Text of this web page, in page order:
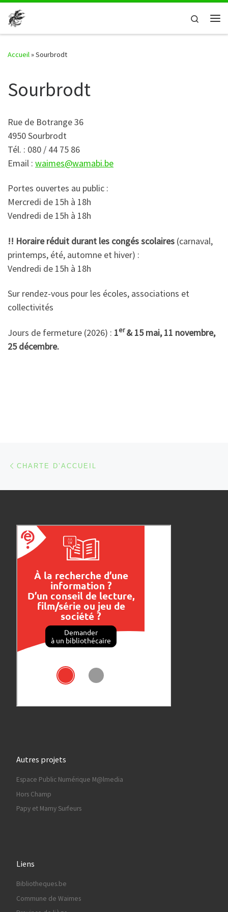
Passer au contenu
Search
Accueil»Sourbrodt
Sourbrodt
Rue de Botrange 36
4950 Sourbrodt
Tél. : 080 / 44 75 86
Email : waimes@wamabi.be
Portes ouvertes au public :
Mercredi de 15h à 18h
Vendredi de 15h à 18h
!! Horaire réduit durant les congés scolaires (carnaval,
printemps, été, automne et hiver) :
Vendredi de 15h à 18h
Sur rendez-vous pour les écoles, associations et
collectivités
Jours de fermeture (2026) : 1er& 15 mai, 11 novembre,
25 décembre.
Parcourir les articles
CHARTE D’ACCUEIL
Autres projets
Espace Public Numérique M@lmedia
Hors Champ
Papy et Mamy Surfeurs
Liens
Bibliotheques.be
Commune de Waimes